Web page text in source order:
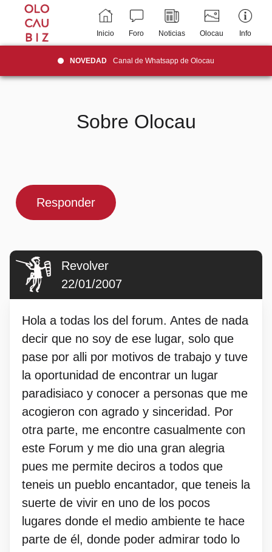
Inicio Foro Noticias Olocau Info
NOVEDAD Canal de Whatsapp de Olocau
Sobre Olocau
Responder
Revolver
22/01/2007
Hola a todas los del forum. Antes de nada
decir que no soy de ese lugar, solo que
pase por alli por motivos de trabajo y tuve
la oportunidad de encontrar un lugar
paradisiaco y conocer a personas que me
acogieron con agrado y sinceridad. Por
otra parte, me encontre casualmente con
este Forum y me dio una gran alegria
pues me permite deciros a todos que
teneis un pueblo encantador, que teneis la
suerte de vivir en uno de los pocos
lugares donde el medio ambiente te hace
parte de él, donde poder admirar todo lo